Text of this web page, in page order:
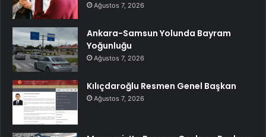
Ağustos 7, 2026
Ankara-Samsun Yolunda Bayram
Yoğunluğu
Ağustos 7, 2026
Kılıçdaroğlu Resmen Genel Başkan
Ağustos 7, 2026